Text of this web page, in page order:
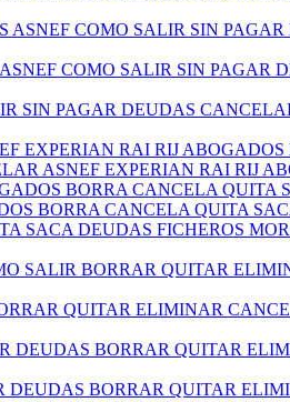
COMO SALIR SIN
COMO SALIR SIN PAGAR
SIN PAGAR DEUDAS
EXPERIAN RAI RIJ
ASNEF EXPERIAN RAI RIJ
BORRA CANCELA QUITA
BORRA CANCELA QUITA
DEUDAS FICHEROS
SALIR BORRAR QUITAR
QUITAR ELIMINAR
BORRAR QUITAR
BORRAR QUITAR